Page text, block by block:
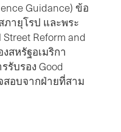
Guidance) ข้อ
ภายุโรป และพระ
Reform and
สหรัฐอเมริกา
รับรอง Good
สอบจากฝ่ายที่สาม